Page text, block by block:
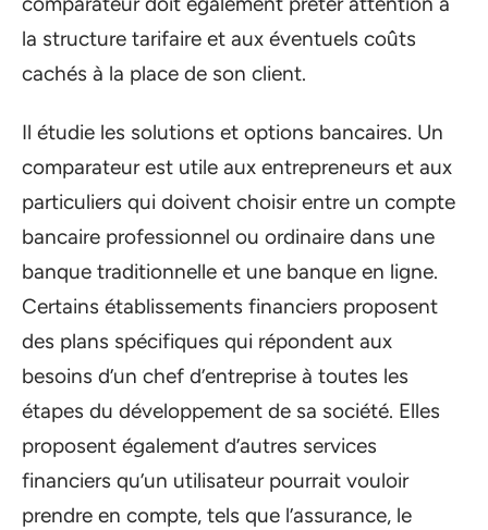
la structure tarifaire et aux éventuels coûts
cachés à la place de son client.
Il étudie les solutions et options bancaires. Un
comparateur est utile aux entrepreneurs et aux
particuliers qui doivent choisir entre un compte
bancaire professionnel ou ordinaire dans une
banque traditionnelle et une banque en ligne.
Certains établissements financiers proposent
des plans spécifiques qui répondent aux
besoins d’un chef d’entreprise à toutes les
étapes du développement de sa société. Elles
proposent également d’autres services
financiers qu’un utilisateur pourrait vouloir
prendre en compte, tels que l’assurance, le